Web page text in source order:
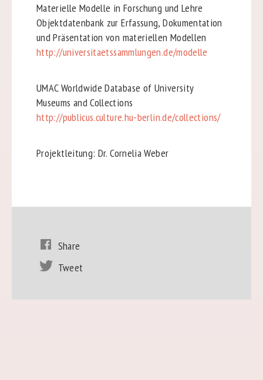
Materielle Modelle in Forschung und Lehre
Objektdatenbank zur Erfassung, Dokumentation
und Präsentation von materiellen Modellen
http://universitaetssammlungen.de/modelle
UMAC Worldwide Database of University
Museums and Collections
http://publicus.culture.hu-berlin.de/collections/
Projektleitung: Dr. Cornelia Weber
Share
Tweet